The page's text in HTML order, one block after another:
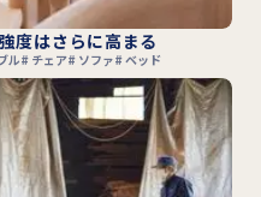
度はさらに高まる
ル チェア ソファ ベッド